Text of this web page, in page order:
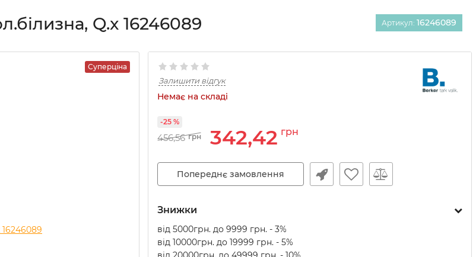
Q.x 16246089 Артикул: 16246089
Суперціна
Залишити відгук
Немає на складі
456,56 грн 342,42 грн
-25 %
Попереднє замовлення
Знижки
від 5000грн. до 9999 грн. - 3%
від 10000грн. до 19999 грн. - 5%